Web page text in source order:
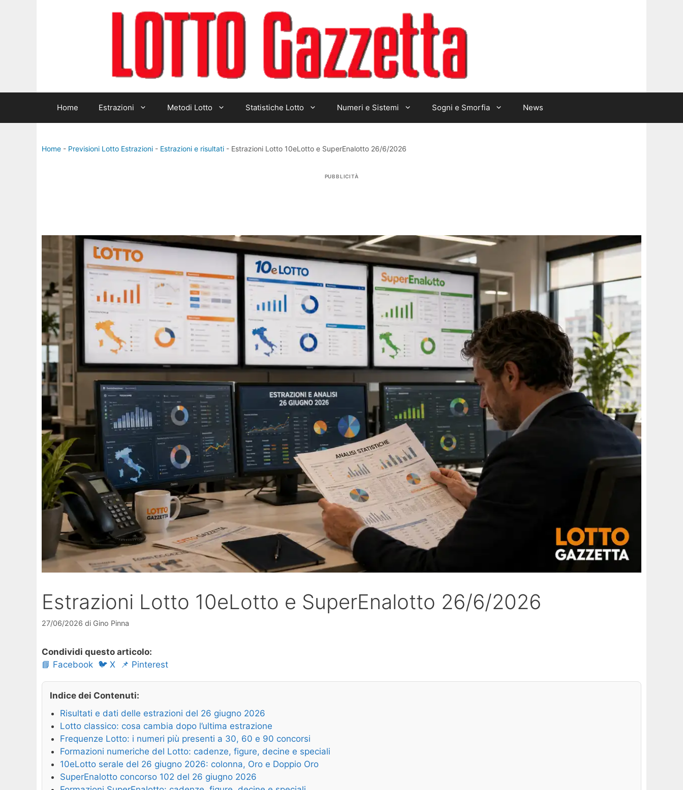
Home Estrazioni Metodi Lotto Statistiche Lotto Numeri e Sistemi Sogni e Smorfia News
Home - Previsioni Lotto Estrazioni - Estrazioni e risultati - Estrazioni Lotto 10eLotto e SuperEnalotto 26/6/2026
PUBBLICITÀ
Estrazioni Lotto 10eLotto e SuperEnalotto 26/6/2026
27/06/2026 di Gino Pinna
Condividi questo articolo:
📘 Facebook 🐦 X 📌 Pinterest
Indice dei Contenuti:
Risultati e dati delle estrazioni del 26 giugno 2026
Lotto classico: cosa cambia dopo l’ultima estrazione
Frequenze Lotto: i numeri più presenti a 30, 60 e 90 concorsi
Formazioni numeriche del Lotto: cadenze, figure, decine e speciali
10eLotto serale del 26 giugno 2026: colonna, Oro e Doppio Oro
SuperEnalotto concorso 102 del 26 giugno 2026